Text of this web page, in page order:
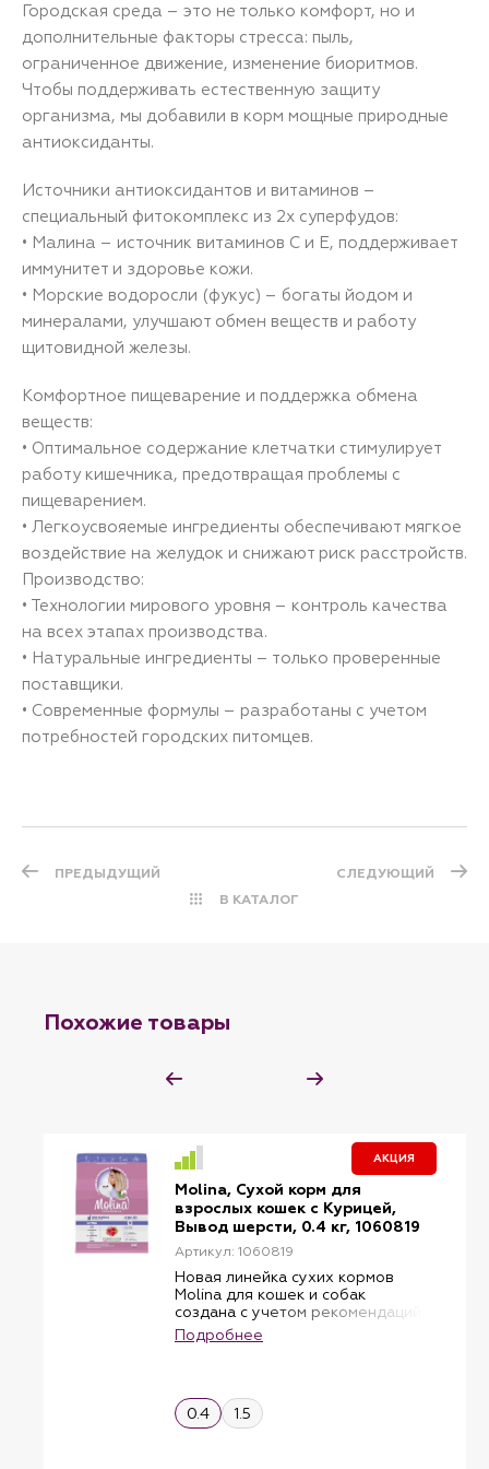
Городская среда – это не только комфорт, но и
дополнительные факторы стресса: пыль,
ограниченное движение, изменение биоритмов.
Чтобы поддерживать естественную защиту
организма, мы добавили в корм мощные природные
антиоксиданты.
Источники антиоксидантов и витаминов –
специальный фитокомплекс из 2х суперфудов:
• Малина – источник витаминов C и E, поддерживает
иммунитет и здоровье кожи.
• Морские водоросли (фукус) – богаты йодом и
минералами, улучшают обмен веществ и работу
щитовидной железы.
Комфортное пищеварение и поддержка обмена
веществ:
• Оптимальное содержание клетчатки стимулирует
работу кишечника, предотвращая проблемы с
пищеварением.
• Легкоусвояемые ингредиенты обеспечивают мягкое
воздействие на желудок и снижают риск расстройств.
Производство:
• Технологии мирового уровня – контроль качества
на всех этапах производства.
• Натуральные ингредиенты – только проверенные
поставщики.
• Современные формулы – разработаны с учетом
потребностей городских питомцев.
ПРЕДЫДУЩИЙ
В КАТАЛОГ
СЛЕДУЮЩИЙ
Похожие товары
АКЦИЯ
Molina, Сухой корм для
взрослых кошек с Курицей,
Вывод шерсти, 0.4 кг, 1060819
Артикул: 1060819
Новая линейка сухих кормов
Molina для кошек и собак
создана с учетом рекомендаций
по питанию животных, ведущих
малоподвижный образ жизни.
Molina: меньше калорий —
больше здоровья! Витамины и
белок в идеальном тандеме.
Подробнее
0.4 1.5